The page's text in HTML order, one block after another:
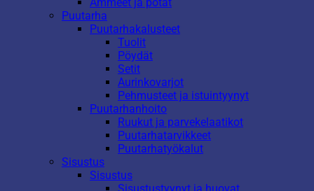
Puutarha
Puutarhakalusteet
Tuolit
Pöydät
Setit
Aurinkovarjot
Pehmusteet ja istuintyynyt
Puutarhanhoito
Ruukut ja parvekelaatikot
Puutarhatarvikkeet
Puutarhatyökalut
Sisustus
Sisustus
Sisustustyynyt ja huovat